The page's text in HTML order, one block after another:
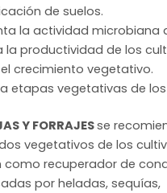
de suelos.
la actividad microbiana
la productividad de los
crecimiento vegetativo.
etapas vegetativas de
Y FORRAJESse
vegetativos de los
recuperador de
por heladas, sequías,